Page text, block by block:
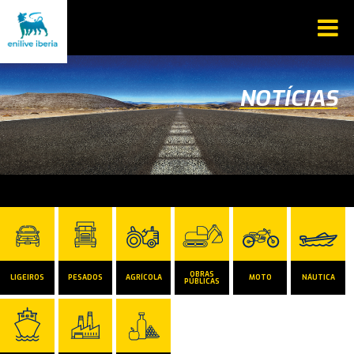
NOTÍCIAS
LIGEIROS PESADOS AGRÍCOLA OBRAS
PÚBLICAS MOTO NÁUTICA